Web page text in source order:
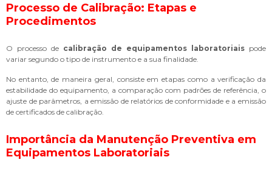
Processo de Calibração: Etapas e
Procedimentos
O processo de calibração de equipamentos laboratoriais pode
variar segundo o tipo de instrumento e a sua finalidade.
No entanto, de maneira geral, consiste em etapas como a verificação da
estabilidade do equipamento, a comparação com padrões de referência, o
ajuste de parâmetros, a emissão de relatórios de conformidade e a emissão
de certificados de calibração.
Importância da Manutenção Preventiva em
Equipamentos Laboratoriais